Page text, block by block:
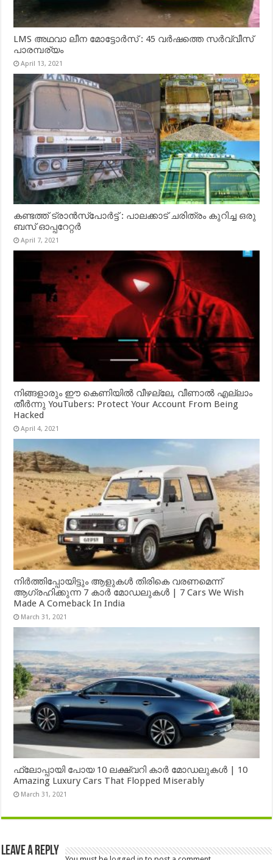
LMS അഥവാ ലീന മോട്ടോർസ് : 45 വർഷത്തെ സർവ്വീസ്
പാരമ്പര്യം
April 13, 2021
കണ്ടത്ത് ട്രാൻസ്‌പോർട്ട് : പാലക്കാട് ചരിത്രം കുറിച്ച ഒരു
ബസ് ഓപ്പറേറ്റർ
April 7, 2021
നിങ്ങളാരും ഈ കെണിയിൽ വീഴല്ലേ, വീണാൽ എല്ലാം
തീർന്നു YouTubers: Protect Your Account From Being
Hacked
April 4, 2021
നിർത്തിപ്പോയിട്ടും ആളുകൾ തിരികെ വരണമെന്ന്
ആഗ്രഹിക്കുന്ന 7 കാർ മോഡലുകൾ | 7 Cars We Wish
Made A Comeback In India
March 31, 2021
ഫ്ലോപ്പായി പോയ 10 ലക്ഷ്വറി കാർ മോഡലുകൾ | 10
Amazing Luxury Cars That Flopped Miserably
March 31, 2021
Leave a Reply